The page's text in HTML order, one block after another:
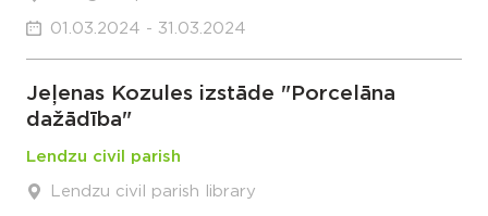
01.03.2024 - 31.03.2024
Jeļenas Kozules izstāde "Porcelāna
dažādība"
Lendzu civil parish
Lendzu civil parish library